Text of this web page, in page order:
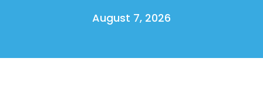
August 7, 2026